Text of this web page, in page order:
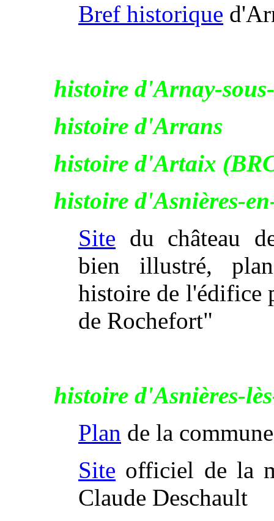
Bref historique
histoire d'Arnay-
histoire d'Arrans
histoire d'Artaix
histoire d'Asnières-
Site du château
bien illustré,
histoire de l'édifice
de Rochefort"
histoire d'Asnières-
Plan de la commune
Site officiel de la
Claude Deschault